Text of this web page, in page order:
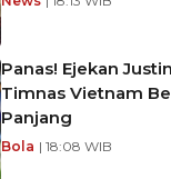
Panas! Ejekan
Timnas Vietnam
Panjang
Bola | 18:08 WIB